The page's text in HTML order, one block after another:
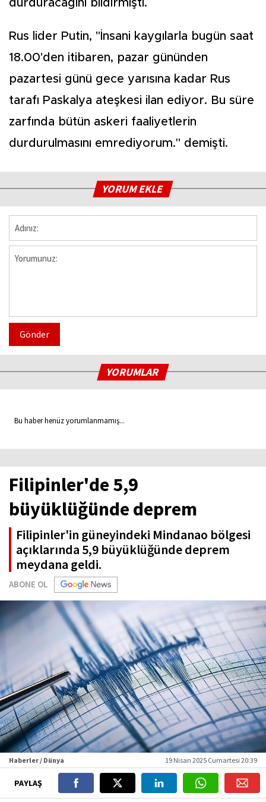
durduracağını bildirmişti.
Rus lider Putin, "İnsani kaygılarla bugün saat
18.00'den itibaren, pazar gününden
pazartesi günü gece yarısına kadar Rus
tarafı Paskalya ateşkesi ilan ediyor. Bu süre
zarfında bütün askeri faaliyetlerin
durdurulmasını emrediyorum." demişti.
YORUM EKLE
Gönder
YORUMLAR
Bu haber henüz yorumlanmamış...
Filipinler'de 5,9
büyüklüğünde deprem
Filipinler'in güneyindeki Mindanao bölgesi
açıklarında 5,9 büyüklüğünde deprem
meydana geldi.
ABONE OL
Haberler / Dünya 19 Nisan 2025 Cumartesi 20:39
PAYLAŞ